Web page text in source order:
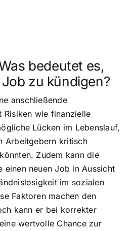
bedeutet es,
zu kündigen?
anschließende
Risiken wie finanzielle
Lücken im Lebenslauf,
Arbeitgebern kritisch
Zudem kann die
einen neuen Job in Aussicht
im sozialen
Faktoren machen den
kann er bei korrekter
wertvolle Chance zur